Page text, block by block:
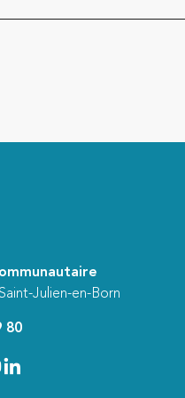
Julien-en-Born
80